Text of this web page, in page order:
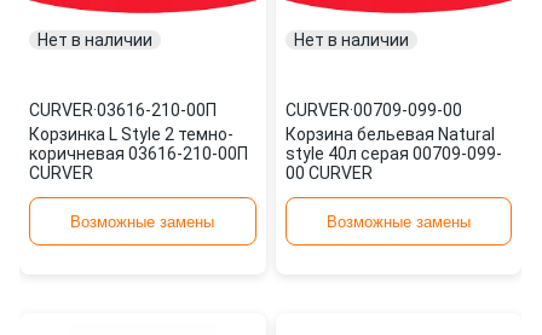
Нет в наличии
CURVER·03616-210-00П
Корзинка L Style 2 темно-
коричневая 03616-210-00П
CURVER
Возможные замены
Нет в наличии
CURVER·00709-099-00
Корзина бельевая Natural
style 40л серая 00709-099-
00 CURVER
Возможные замены